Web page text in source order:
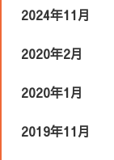
2024年11月
2020年2月
2020年1月
2019年11月